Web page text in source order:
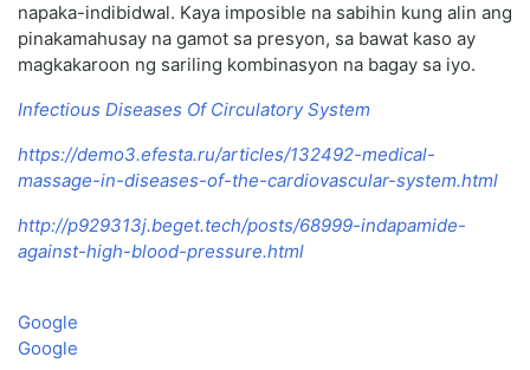
napaka-indibidwal. Kaya imposible na sabihin kung alin ang
pinakamahusay na gamot sa presyon, sa bawat kaso ay
magkakaroon ng sariling kombinasyon na bagay sa iyo.
Infectious Diseases Of Circulatory System
https://demo3.efesta.ru/articles/132492-medical-
massage-in-diseases-of-the-cardiovascular-system.html
http://p929313j.beget.tech/posts/68999-indapamide-
against-high-blood-pressure.html
Google
Google